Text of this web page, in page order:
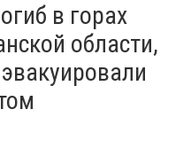
в горах
области,